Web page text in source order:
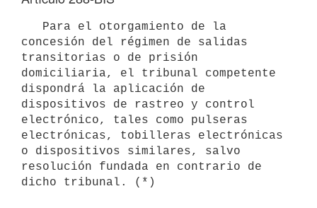
concesión del régimen de salidas
transitorias o de prisión
domiciliaria, el tribunal competente
dispondrá la aplicación de
dispositivos de rastreo y control
electrónico, tales como pulseras
electrónicas, tobilleras electrónicas
o dispositivos similares, salvo
resolución fundada en contrario de
dicho tribunal. (*)